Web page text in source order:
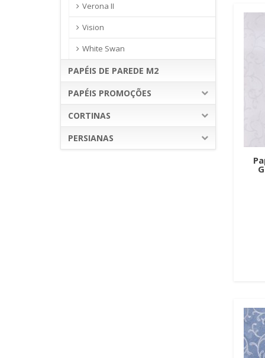
Verona II
Vision
White Swan
PAPÉIS DE PAREDE M2
PAPÉIS PROMOÇÕES
CORTINAS
PERSIANAS